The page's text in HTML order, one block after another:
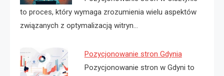
to proces, który wymaga zrozumienia wielu aspektów
związanych z optymalizacją witryn…
Pozycjonowanie stron Gdynia
Pozycjonowanie stron w Gdyni to